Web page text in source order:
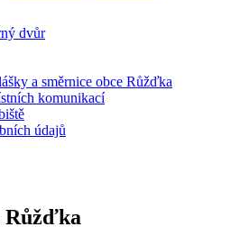
dvůr
a směrnice obce Růžďka
komunikací
údajů
Růžďka